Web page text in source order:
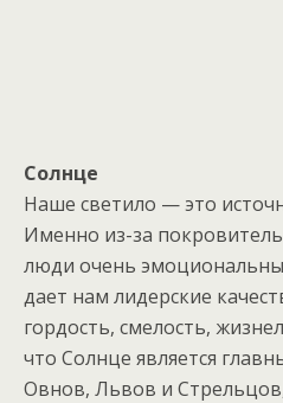
Солнце
Наше светило — это
Именно из-за
люди очень
дает нам лидерские
гордость, смелость,
что Солнце является
Овнов, Львов и